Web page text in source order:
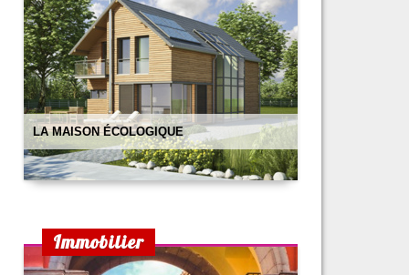
LA MAISON ÉCOLOGIQUE
Immobilier